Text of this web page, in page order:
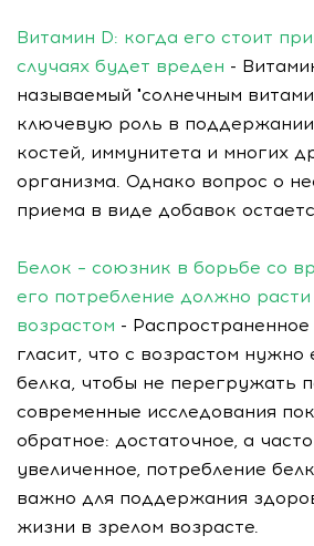
Витамин D: когда его стоит
случаях будет вреден -
называемый "солнечным
ключевую роль в
костей, иммунитета и многих
организма. Однако вопрос о
приема в виде добавок
Белок – союзник в борьбе со
его потребление должно расти
возрастом -
гласит, что с возрастом нужно
белка, чтобы не перегружать
современные исследования
обратное: достаточное, а
увеличенное, потребление
важно для поддержания
жизни в зрелом возрасте.